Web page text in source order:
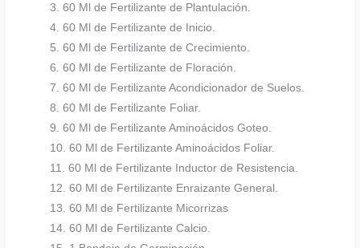
3. 60 Ml de Fertilizante de Plantulación.
4. 60 Ml de Fertilizante de Inicio.
5. 60 Ml de Fertilizante de Crecimiento.
6. 60 Ml de Fertilizante de Floración.
7. 60 Ml de Fertilizante Acondicionador de Suelos.
8. 60 Ml de Fertilizante Foliar.
9. 60 Ml de Fertilizante Aminoácidos Goteo.
10. 60 Ml de Fertilizante Aminoácidos Foliar.
11. 60 Ml de Fertilizante Inductor de Resistencia.
12. 60 Ml de Fertilizante Enraizante General.
13. 60 Ml de Fertilizante Micorrizas
14. 60 Ml de Fertilizante Calcio.